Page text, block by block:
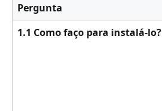
Pergunta
1.1 Como faço para instalá-lo?